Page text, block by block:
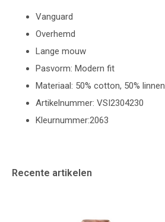
Vanguard
Overhemd
Lange mouw
Pasvorm: Modern fit
Materiaal: 50% cotton, 50% linnen
Artikelnummer: VSI2304230
Kleurnummer:2063
Recente artikelen